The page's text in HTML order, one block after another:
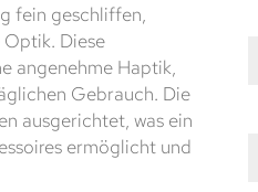
fein geschliffen,
Diese
angenehme Haptik,
Gebrauch. Die
ausgerichtet, was ein
ermöglicht und